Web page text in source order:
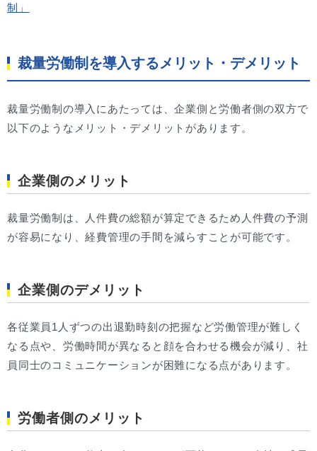
制」
裁量労働制を導入するメリット・デメリット
裁量労働制の導入にあたっては、企業側と労働者側の双方で
以下のようなメリット・デメリットがあります。
企業側のメリット
裁量労働制は、人件費の総額が算定できるため人件費の予測
が容易になり、経費管理の手間を減らすことが可能です。
企業側のデメリット
各従業員1人ずつの出退勤時刻の把握など労働管理が難しく
なる点や、労働時間が異なると顔を合わせる機会が減り、社
員同士のコミュニケーションが困難になる点があります。
労働者側のメリット